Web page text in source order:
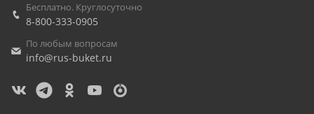
Бесплатно. Круглосуточно
8-800-333-0905
По любым вопросам
info@rus-buket.ru